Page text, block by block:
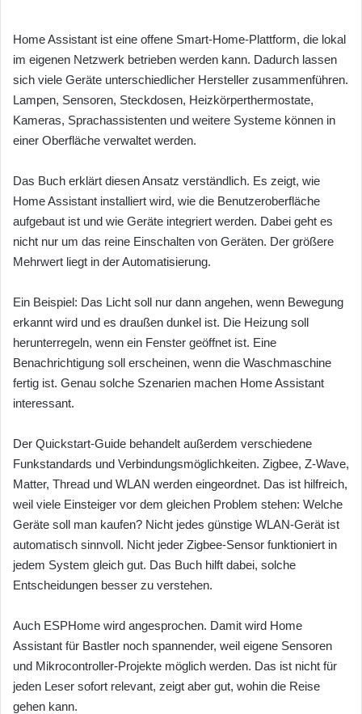
Home Assistant ist eine offene Smart-Home-Plattform, die lokal
im eigenen Netzwerk betrieben werden kann. Dadurch lassen
sich viele Geräte unterschiedlicher Hersteller zusammenführen.
Lampen, Sensoren, Steckdosen, Heizkörperthermostate,
Kameras, Sprachassistenten und weitere Systeme können in
einer Oberfläche verwaltet werden.
Das Buch erklärt diesen Ansatz verständlich. Es zeigt, wie
Home Assistant installiert wird, wie die Benutzeroberfläche
aufgebaut ist und wie Geräte integriert werden. Dabei geht es
nicht nur um das reine Einschalten von Geräten. Der größere
Mehrwert liegt in der Automatisierung.
Ein Beispiel: Das Licht soll nur dann angehen, wenn Bewegung
erkannt wird und es draußen dunkel ist. Die Heizung soll
herunterregeln, wenn ein Fenster geöffnet ist. Eine
Benachrichtigung soll erscheinen, wenn die Waschmaschine
fertig ist. Genau solche Szenarien machen Home Assistant
interessant.
Der Quickstart-Guide behandelt außerdem verschiedene
Funkstandards und Verbindungsmöglichkeiten. Zigbee, Z-Wave,
Matter, Thread und WLAN werden eingeordnet. Das ist hilfreich,
weil viele Einsteiger vor dem gleichen Problem stehen: Welche
Geräte soll man kaufen? Nicht jedes günstige WLAN-Gerät ist
automatisch sinnvoll. Nicht jeder Zigbee-Sensor funktioniert in
jedem System gleich gut. Das Buch hilft dabei, solche
Entscheidungen besser zu verstehen.
Auch ESPHome wird angesprochen. Damit wird Home
Assistant für Bastler noch spannender, weil eigene Sensoren
und Mikrocontroller-Projekte möglich werden. Das ist nicht für
jeden Leser sofort relevant, zeigt aber gut, wohin die Reise
gehen kann.